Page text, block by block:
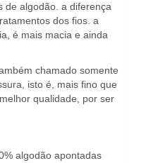
de algodão. a diferença
dos fios. a
é mais macia e ainda
chamado somente
isto é, mais fino que
qualidade, por ser
algodão apontadas